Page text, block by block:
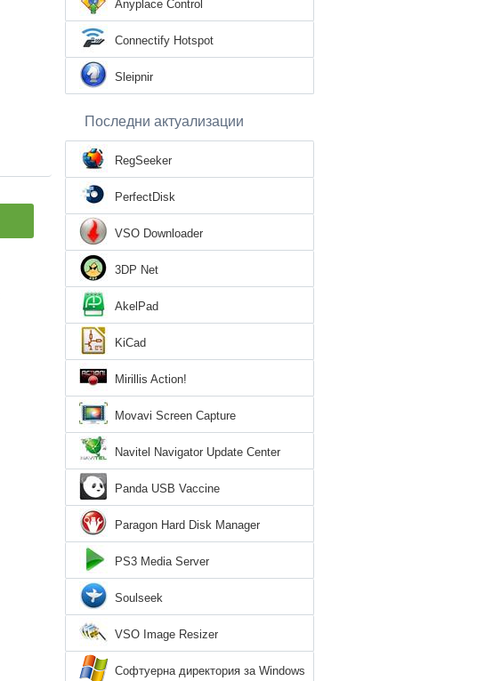
Anyplace Control
Connectify Hotspot
Sleipnir
Последни актуализации
RegSeeker
PerfectDisk
VSO Downloader
3DP Net
AkelPad
KiCad
Mirillis Action!
Movavi Screen Capture
Navitel Navigator Update Center
Panda USB Vaccine
Paragon Hard Disk Manager
PS3 Media Server
Soulseek
VSO Image Resizer
Софтуерна директория за Windows